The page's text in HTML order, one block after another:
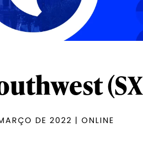
DE 2022 | ONLINE